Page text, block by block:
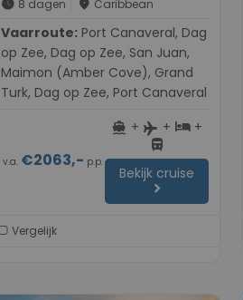
schedule 8 dagen place Caribbean
Vaarroute:
op Zee, Dag op Zee, San Juan,
Maimon (Amber Cove), Grand
Turk, Dag op Zee, Port Canaveral
v.a. €2063,- p.p.
directions_boat + flight + hotel +
directions_bus
Bekijk cruise
chevron_right
Vergelijk